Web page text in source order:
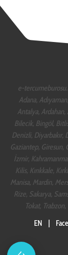
e-
Adana,
Antalya, Ardahan,
Bilecik, Bingöl,
Denizli, Diyarbakır,
Gaziantep, Giresun,
İzmir,
Kilis, Kırıkkale,
Manisa, Mardin,
Rize, Sakarya,
Tokat,
EN